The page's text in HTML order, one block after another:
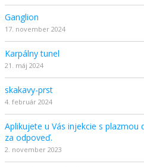
Ganglion
17. november 2024
Karpálny tunel
21. máj 2024
skakavy-prst
4. február 2024
Aplikujete u Vás injekcie s plazmou
za odpoveď.
2. november 2023